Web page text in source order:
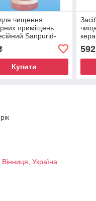
чищення
приміщень
Sanpurid-
санпурид-цитро, 1 л
Купити
592
Україна